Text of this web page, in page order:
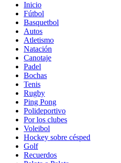
Inicio
Fútbol
Basquetbol
Autos
Atletismo
Natación
Canotaje
Padel
Bochas
Tenis
Rugby
Ping Pong
Polideportivo
Por los clubes
Voleibol
Hockey sobre césped
Golf
Recuerdos